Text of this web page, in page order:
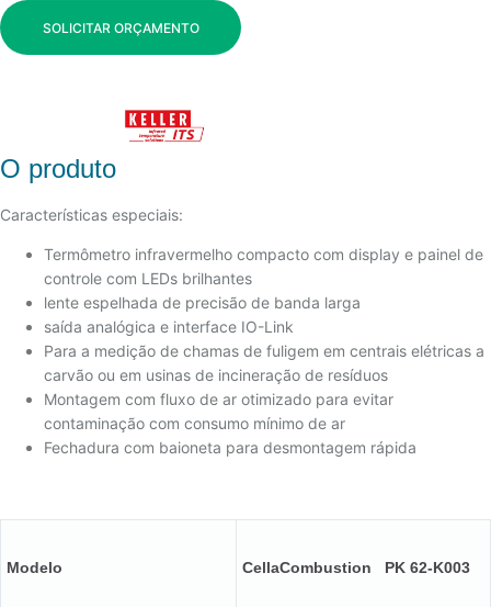
SOLICITAR ORÇAMENTO
O produto
Características especiais:
Termômetro infravermelho compacto com display e painel de
controle com LEDs brilhantes
lente espelhada de precisão de banda larga
saída analógica e interface IO-Link
Para a medição de chamas de fuligem em centrais elétricas a
carvão ou em usinas de incineração de resíduos
Montagem com fluxo de ar otimizado para evitar
contaminação com consumo mínimo de ar
Fechadura com baioneta para desmontagem rápida
Modelo CellaCombustion PK 62-K003